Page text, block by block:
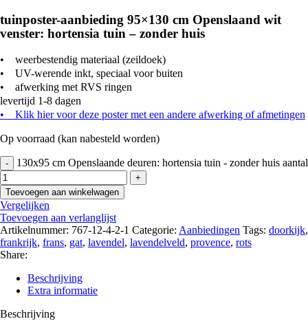
tuinposter-aanbieding 95×130 cm Openslaand wit
venster: hortensia tuin – zonder huis
• weerbestendig materiaal (zeildoek)
• UV-werende inkt, speciaal voor buiten
• afwerking met RVS ringen
levertijd 1-8 dagen
• Klik hier voor deze poster met een andere afwerking of afmetingen
Op voorraad (kan nabesteld worden)
130x95 cm Openslaande deuren: hortensia tuin - zonder huis aantal
Toevoegen aan winkelwagen
Vergelijken
Toevoegen aan verlanglijst
Artikelnummer: 767-12-4-2-1 Categorie: Aanbiedingen Tags: doorkijk,
frankrijk, frans, gat, lavendel, lavendelveld, provence, rots
Share:
Beschrijving
Extra informatie
Beschrijving